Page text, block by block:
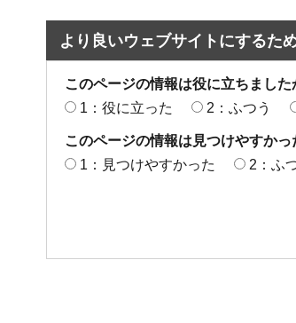
より良いウェブサイトにするた
このページの情報は役に立ちました
1：役に立った
2：ふつう
このページの情報は見つけやすかっ
1：見つけやすかった
2：ふ